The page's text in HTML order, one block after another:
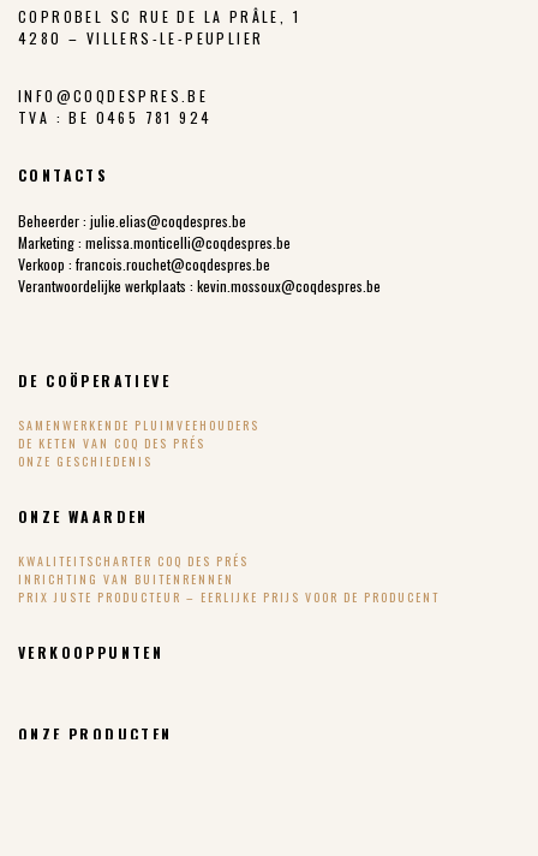
COPROBEL SC RUE DE LA PRÂLE, 1
4280 – VILLERS-LE-PEUPLIER
INFO@COQDESPRES.BE
TVA : BE 0465 781 924
CONTACTS
Beheerder : julie.elias@coqdespres.be
Marketing : melissa.monticelli@coqdespres.be
Verkoop : francois.rouchet@coqdespres.be
Verantwoordelijke werkplaats : kevin.mossoux@coqdespres.be
DE COÖPERATIEVE
SAMENWERKENDE PLUIMVEEHOUDERS
DE KETEN VAN COQ DES PRÉS
ONZE GESCHIEDENIS
ONZE WAARDEN
KWALITEITSCHARTER COQ DES PRÉS
INRICHTING VAN BUITENRENNEN
PRIX JUSTE PRODUCTEUR – EERLIJKE PRIJS VOOR DE PRODUCENT
VERKOOPPUNTEN
ONZE PRODUCTEN